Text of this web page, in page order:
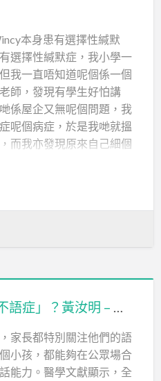
本身患有選擇性緘默
選擇性緘默症，我小學一
我一直唔知道呢個係一個
師，發現有學生好怕講
係屋企又無呢個問題，我
呢個病症，於是我哋就搵
而我亦發現原來自己細個
緘默症，而且從小學一年
是害羞還是「選擇性不語症」？黃汝明 – 精神科醫生
家長都特別關注他們的語
小孩，都能夠在公眾場合
能力。醫學文獻顯示，全